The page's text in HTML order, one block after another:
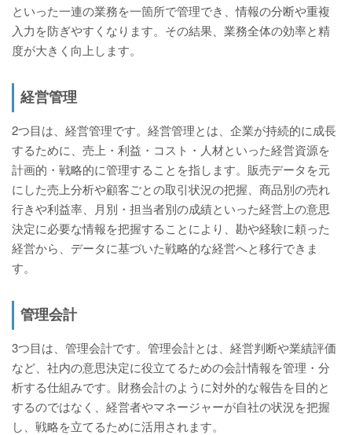
といった一連の業務を一箇所で管理でき、情報の分断や重複
入力を防ぎやすくなります。その結果、業務全体の効率と精
度が大きく向上します。
経営管理
2つ目は、経営管理です。経営管理とは、企業が持続的に成長
するために、売上・利益・コスト・人材といった経営資源を
計画的・戦略的に管理することを指します。販売データを元
にした売上分析や顧客ごとの取引状況の把握、商品別の売れ
行きや利益率、月別・担当者別の成績といった経営上の意思
決定に必要な情報を把握することにより、勘や経験に頼った
経営から、データに基づいた戦略的な経営へと移行できま
す。
管理会計
3つ目は、管理会計です。管理会計とは、経営判断や業績評価
など、社内の意思決定に役立てるための会計情報を管理・分
析する仕組みです。財務会計のように対外的な報告を目的と
するのではなく、経営者やマネージャーが自社の状況を把握
し、戦略を立てるために活用されます。